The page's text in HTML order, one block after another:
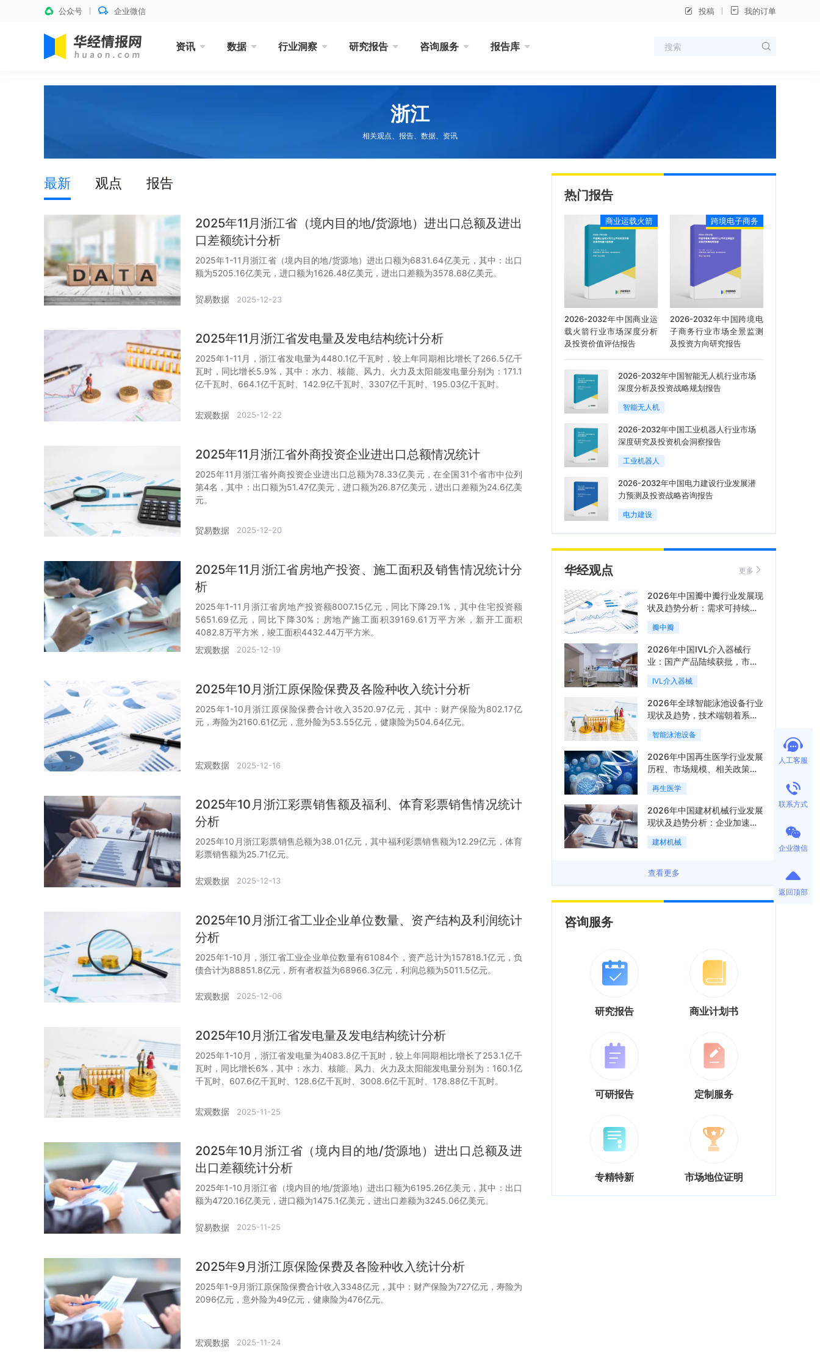
公众号 企业微信 投稿 我的订单
资讯 数据 行业洞察 研究报告 咨询服务 报告库
浙江
相关观点、报告、数据、资讯
最新 观点 报告
2025年11月浙江省（境内目的地/货源地）进出口总额及进出
口差额统计分析
2025年1-11月浙江省（境内目的地/货源地）进出口额为6831.64亿美元，其中：出口
额为5205.16亿美元，进口额为1626.48亿美元，进出口差额为3578.68亿美元。
贸易数据 2025-12-23
2025年11月浙江省发电量及发电结构统计分析
2025年1-11月，浙江省发电量为4480.1亿千瓦时，较上年同期相比增长了266.5亿千
瓦时，同比增长5.9%，其中：水力、核能、风力、火力及太阳能发电量分别为：171.1
亿千瓦时、664.1亿千瓦时、142.9亿千瓦时、3307亿千瓦时、195.03亿千瓦时。
宏观数据 2025-12-22
2025年11月浙江省外商投资企业进出口总额情况统计
2025年11月浙江省外商投资企业进出口总额为78.33亿美元，在全国31个省市中位列
第4名，其中：出口额为51.47亿美元，进口额为26.87亿美元，进出口差额为24.6亿美
元。
贸易数据 2025-12-20
2025年11月浙江省房地产投资、施工面积及销售情况统计分
析
2025年1-11月浙江省房地产投资额8007.15亿元，同比下降29.1%，其中住宅投资额
5651.69亿元，同比下降30%；房地产施工面积39169.61万平方米，新开工面积
4082.8万平方米，竣工面积4432.44万平方米。
宏观数据
2025-12-19
2025年10月浙江原保险保费及各险种收入统计分析
2025年1-10月浙江原保险保费合计收入3520.97亿元，其中：财产保险为802.17亿
元，寿险为2160.61亿元，意外险为53.55亿元，健康险为504.64亿元。
宏观数据 2025-12-16
2025年10月浙江彩票销售额及福利、体育彩票销售情况统计
分析
2025年10月浙江彩票销售总额为38.01亿元，其中福利彩票销售额为12.29亿元，体育
彩票销售额为25.71亿元。
宏观数据 2025-12-13
2025年10月浙江省工业企业单位数量、资产结构及利润统计
分析
2025年1-10月，浙江省工业企业单位数量有61084个，资产总计为157818.1亿元，负
债合计为88851.8亿元，所有者权益为68966.3亿元，利润总额为5011.5亿元。
宏观数据 2025-12-06
2025年10月浙江省发电量及发电结构统计分析
2025年1-10月，浙江省发电量为4083.8亿千瓦时，较上年同期相比增长了253.1亿千
瓦时，同比增长6%，其中：水力、核能、风力、火力及太阳能发电量分别为：160.1亿
千瓦时、607.6亿千瓦时、128.6亿千瓦时、3008.6亿千瓦时、178.88亿千瓦时。
宏观数据 2025-11-25
2025年10月浙江省（境内目的地/货源地）进出口总额及进
出口差额统计分析
2025年1-10月浙江省（境内目的地/货源地）进出口额为6195.26亿美元，其中：出口
额为4720.16亿美元，进口额为1475.1亿美元，进出口差额为3245.06亿美元。
贸易数据 2025-11-25
2025年9月浙江原保险保费及各险种收入统计分析
2025年1-9月浙江原保险保费合计收入3348亿元，其中：财产保险为727亿元，寿险为
2096亿元，意外险为49亿元，健康险为476亿元。
宏观数据 2025-11-24
热门报告
商业运载火箭
2026-2032年中国商业运
载火箭行业市场深度分析
及投资价值评估报告
跨境电子商务
2026-2032年中国跨境电
子商务行业市场全景监测
及投资方向研究报告
2026-2032年中国智能无人机行业市场
深度分析及投资战略规划报告
智能无人机
2026-2032年中国工业机器人行业市场
深度研究及投资机会洞察报告
工业机器人
2026-2032年中国电力建设行业发展潜
力预测及投资战略咨询报告
电力建设
华经观点 更多
2026年中国瓣中瓣行业发展现
状及趋势分析：需求可持续释
放，市场发展前景良好「图」
瓣中瓣
2026年中国IVL介入器械行
业：国产产品陆续获批，市场
将进入持续高增长阶段「图」
IVL介入器械
2026年全球智能泳池设备行业
现状及趋势，技术端朝着系统
集成、绿色节能方向迭代
「图」
智能泳池设备
2026年中国再生医学行业发展
历程、市场规模、相关政策、
产业链、竞争格局及发展潜力
分析「图」
再生医学
2026年中国建材机械行业发展
现状及趋势分析：企业加速向
“装备+系统+服务”综合服务商
转型「图」
建材机械
查看更多
咨询服务
研究报告 商业计划书
可研报告 定制服务
专精特新 市场地位证明
人工客服
联系方式
企业微信
返回顶部